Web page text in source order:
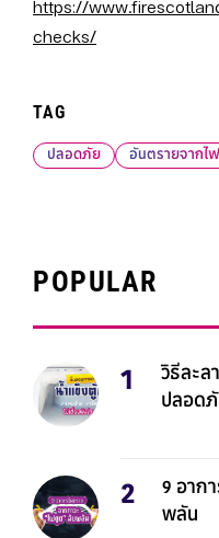
https://
checks/
TAG
ปลอดภัย อันตรายจากไ
POPULAR
วิธีละล
ปลอดภั
9 อาก
พลัน